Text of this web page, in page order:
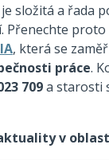
je složitá a řada
Přenechte
, která se
práce.
709a starosti
v oblasti